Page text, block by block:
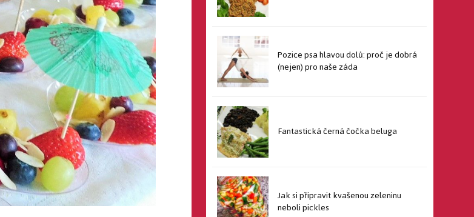
Pozice psa hlavou dolů: proč je dobrá
(nejen) pro naše záda
Fantastická černá čočka beluga
Jak si připravit kvašenou zeleninu
neboli pickles